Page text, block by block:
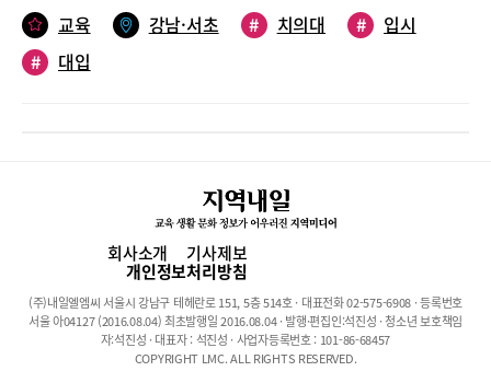
명으로 입학정원과 동일하다. 2025학년도 치의대 입학전형의 주요
내용을 정리해봤다.이선이 리포터 2hyeono@naver.com* 참고자
료: 2025학년도 대학별 입학전형계획, 2025학년도 대입정보
이 3개로 11개 대학이다. 총 모집인원은 630명이고, 수시와 정시로
나누어 살펴보면 수시모집은 373명(59.21%)로 지난해의 365명보
다 8명 늘었고, 정시모집은 257명(40.79%)으로 지난해의 266명보
다 9명 줄었다. 수시모집 비율이 다소 증가했지만 치의대는 의대에
전형이 8명 늘어난 146명, 학생부종합전형이 2명 늘어난 203명, 논
술전형이 2명 줄어든 24명으로 학생부종합전형의 인원이 가장 많
다.<2025학년도 치의대 모집인원>수시 비율 서울대 55.56%, 연세
교육 강남·서초 # 치의대 #
입시
#
대입
회사소개 기사제보
개인정보처리방침
(주)내일엘엠씨 서울시 강남구 테헤란로 151, 5층 514호 · 대표전화 02-575-6908 · 등록번호
서울 아04127 (2016.08.04) 최초발행일 2016.08.04 · 발행·편집인:석진성 · 청소년 보호책임
자:석진성 · 대표자 : 석진성 · 사업자등록번호 : 101-86-68457
COPYRIGHT LMC. ALL RIGHTS RESERVED.